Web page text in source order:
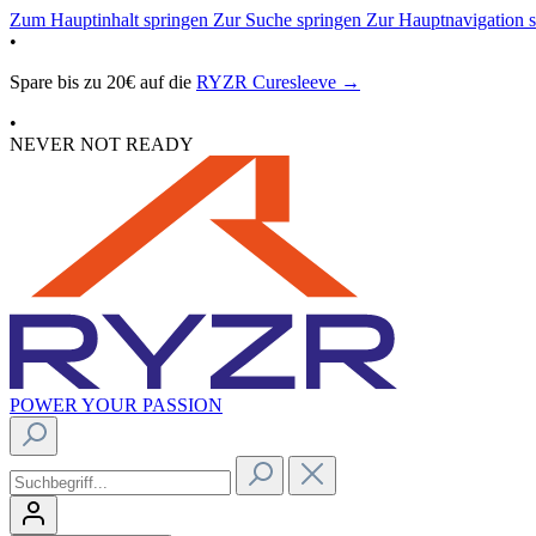
Zum Hauptinhalt springen Zur Suche springen Zur Hauptnavigation
•
Spare bis zu 20€ auf die RYZR Curesleeve →
•
NEVER NOT READY
POWER YOUR PASSION